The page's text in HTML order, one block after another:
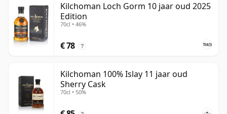
Kilchoman Loch Gorm 10 jaar oud 2025
Edition
70cl • 46%
€ 78 ?
Kilchoman 100% Islay 11 jaar oud
Sherry Cask
70cl • 50%